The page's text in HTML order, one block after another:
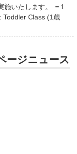
施いたします。 ＝1
Toddler Class (1歳
ージニュース